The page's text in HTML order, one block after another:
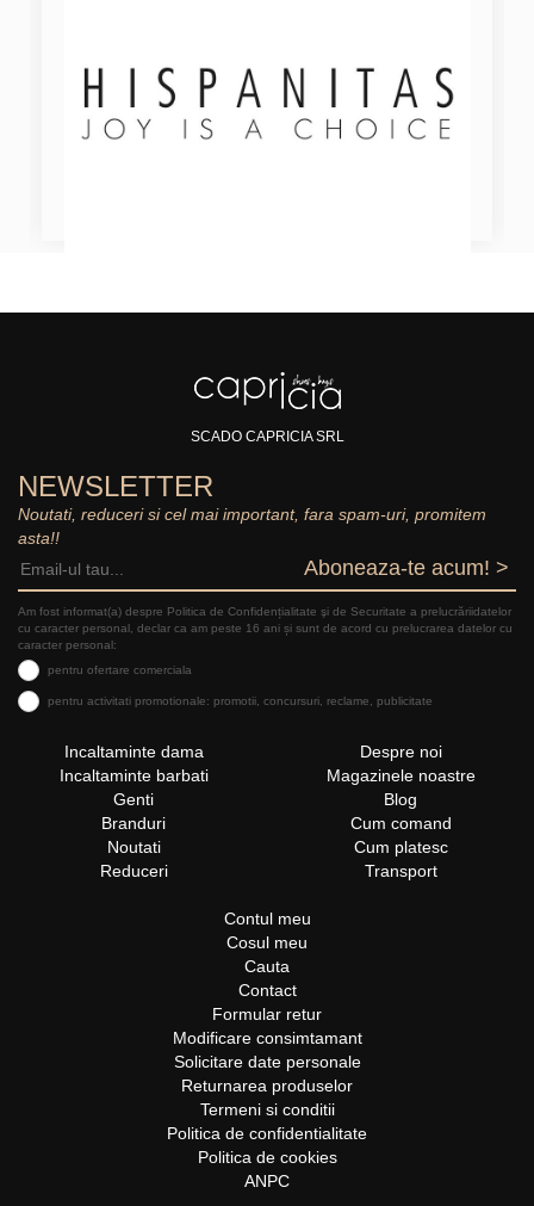
SCADO CAPRICIA SRL
NEWSLETTER
Noutati, reduceri si cel mai important, fara spam-uri, promitem
asta!!
Aboneaza-te acum! >
Am fost informat(a) despre Politica de Confidențialitate şi de Securitate a prelucrăriidatelor
cu caracter personal, declar ca am peste 16 ani și sunt de acord cu prelucrarea datelor cu
caracter personal:
pentru ofertare comerciala
pentru activitati promotionale: promotii, concursuri, reclame, publicitate
Incaltaminte dama
Incaltaminte barbati
Genti
Branduri
Noutati
Reduceri
Despre noi
Magazinele noastre
Blog
Cum comand
Cum platesc
Transport
Contul meu
Cosul meu
Cauta
Contact
Formular retur
Modificare consimtamant
Solicitare date personale
Returnarea produselor
Termeni si conditii
Politica de confidentialitate
Politica de cookies
ANPC